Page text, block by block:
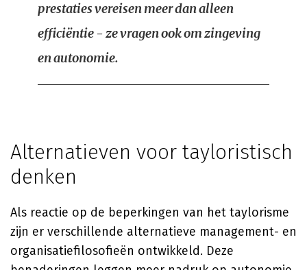
prestaties vereisen meer dan alleen
efficiëntie - ze vragen ook om zingeving
en autonomie.
Alternatieven voor tayloristisch
denken
Als reactie op de beperkingen van het taylorisme
zijn er verschillende alternatieve management- en
organisatiefilosofieën ontwikkeld. Deze